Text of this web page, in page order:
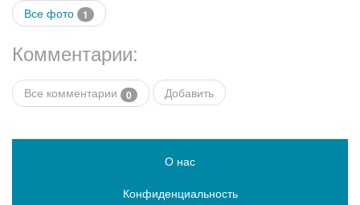
Все фото 1
Комментарии:
Все комментарии 0 Добавить
О нас
Конфиденциальность